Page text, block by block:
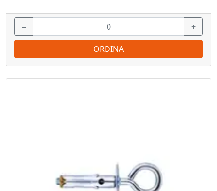
− +
ORDINA